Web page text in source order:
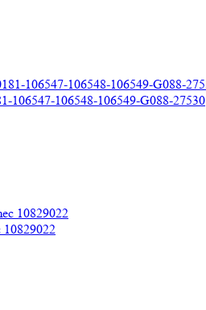
106547-106548-106549-G088-27530